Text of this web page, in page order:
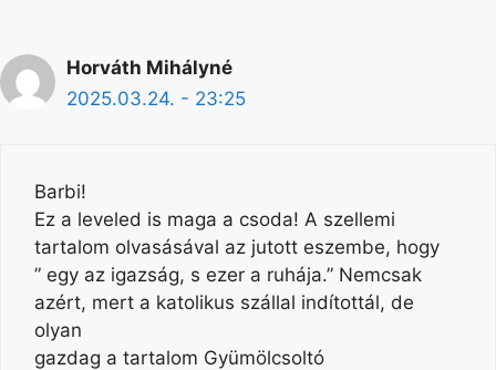
Horváth Mihályné
2025.03.24. - 23:25
Barbi!
Ez a leveled is maga a csoda! A szellemi
tartalom olvasásával az jutott eszembe, hogy
” egy az igazság, s ezer a ruhája.” Nemcsak
azért, mert a katolikus szállal indítottál, de
olyan
gazdag a tartalom Gyümölcsoltó